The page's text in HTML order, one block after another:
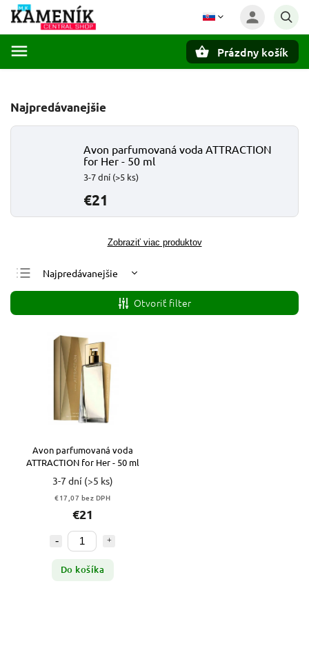
Prázdny košík
Najpredávanejšie
Avon parfumovaná voda ATTRACTION
for Her - 50 ml
3-7 dní (>5 ks)
€21
Zobraziť viac produktov
Najpredávanejšie
Najlacnejšie
Najdrahšie
Abecedne
Otvoriť filter
Avon parfumovaná voda
ATTRACTION for Her - 50 ml
3-7 dní (>5 ks)
€17,07 bez DPH
€21
Do košíka